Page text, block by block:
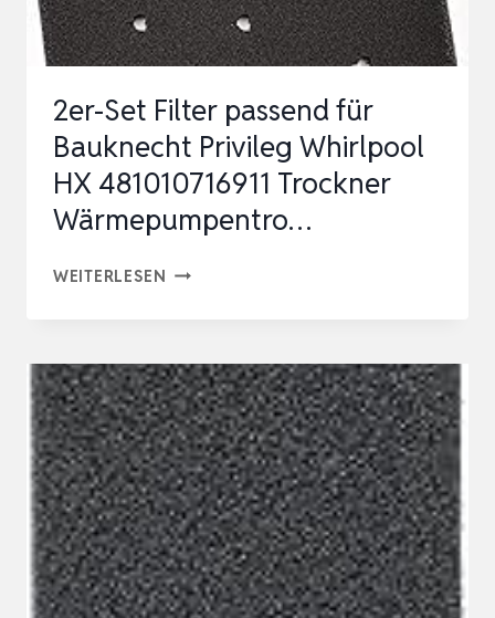
FLUSEN,
ERSATZTEIL
W…
2er-Set Filter passend für
Bauknecht Privileg Whirlpool
HX 481010716911 Trockner
Wärmepumpentro…
WEITERLESEN 2ER-
PASSEND
FÜR
BAUKNECHT
PRIVILEG
WHIRLPOOL
HX
481010716911
TROCKNER